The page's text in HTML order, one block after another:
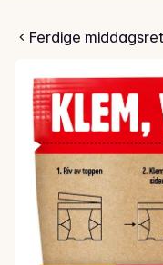
Ferdige
Rett i koppen